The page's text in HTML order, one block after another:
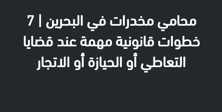
محامي مخدرات في البحرين | 7
خطوات قانونية مهمة عند قضايا
التعاطي أو الحيازة أو الاتجار